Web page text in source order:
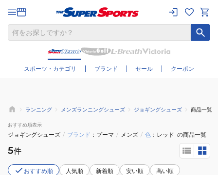
スポーツ・カテゴリ ブランド セール クーポン
さらに絞り込む
ランニング メンズランニングシューズ ジョギングシューズ 商品一覧
おすすめ順表示
ジョギングシューズ / ブランド プーマ / メンズ / 色 レッド の商品一覧
5件
おすすめ順 人気順 新着順 安い順 高い順